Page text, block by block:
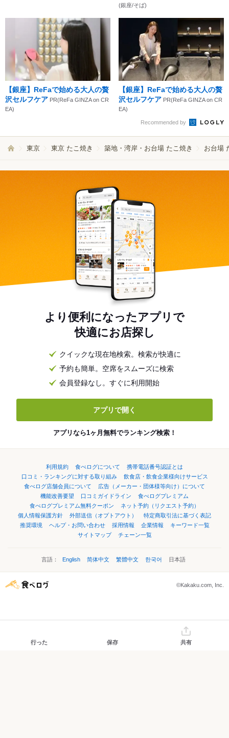
(銀座/そば)
【銀座】ReFaで始める大人の贅
沢セルフケア PR(ReFa GINZA on CR
EA)
【銀座】ReFaで始める大人の贅
沢セルフケア PR(ReFa GINZA on CR
EA)
Recommended by
東京 東京 たこ焼き 築地・湾岸・お台場 たこ焼き お台場
より便利になったアプリで
快適にお店探し
クイックな現在地検索。検索が快適に
予約も簡単。空席をスムーズに検索
会員登録なし。すぐに利用開始
アプリで開く
アプリなら1ヶ月無料でランキング検索！
利用規約 食べログについて
携帯電話番号認証とは
口コミ・ランキングに対する取り組み
飲食店・飲食企業様向けサービス
食べログ店舗会員について
広告（メーカー・団体様等向け）について
機能改善要望
口コミガイドライン
食べログプレミアム
食べログプレミアム無料クーポン
ネット予約（リクエスト予約）
個人情報保護方針
外部送信（オプトアウト）
特定商取引法に基づく表記
推奨環境
ヘルプ・お問い合わせ 採用情報 企業情報
キーワード一覧
サイトマップ
チェーン一覧
言語： English 简体中文 繁體中文 한국어 日本語
©Kakaku.com, Inc.
行った 保存 共有